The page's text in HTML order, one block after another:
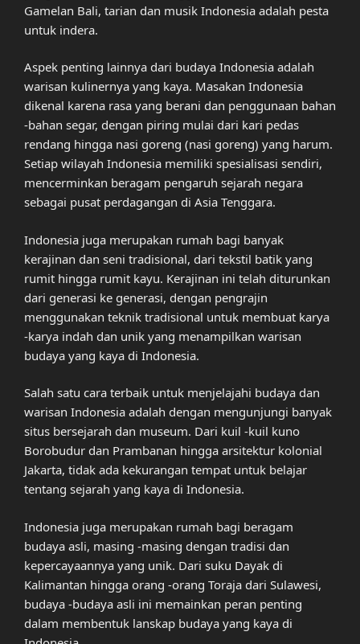
Gamelan Bali, tarian dan musik Indonesia adalah pesta
untuk indera.
Aspek penting lainnya dari budaya Indonesia adalah
warisan kulinernya yang kaya. Masakan Indonesia
dikenal karena rasa yang berani dan penggunaan bahan
-bahan segar, dengan piring mulai dari kari pedas
rendang hingga nasi goreng (nasi goreng) yang harum.
Setiap wilayah Indonesia memiliki spesialisasi sendiri,
mencerminkan beragam pengaruh sejarah negara
sebagai pusat perdagangan di Asia Tenggara.
Indonesia juga merupakan rumah bagi banyak
kerajinan dan seni tradisional, dari tekstil batik yang
rumit hingga rumit kayu. Kerajinan ini telah diturunkan
dari generasi ke generasi, dengan pengrajin
menggunakan teknik tradisional untuk membuat karya
-karya indah dan unik yang menampilkan warisan
budaya yang kaya di Indonesia.
Salah satu cara terbaik untuk menjelajahi budaya dan
warisan Indonesia adalah dengan mengunjungi banyak
situs bersejarah dan museum. Dari kuil -kuil kuno
Borobudur dan Prambanan hingga arsitektur kolonial
Jakarta, tidak ada kekurangan tempat untuk belajar
tentang sejarah yang kaya di Indonesia.
Indonesia juga merupakan rumah bagi beragam
budaya asli, masing -masing dengan tradisi dan
kepercayaannya yang unik. Dari suku Dayak di
Kalimantan hingga orang -orang Toraja dari Sulawesi,
budaya -budaya asli ini memainkan peran penting
dalam membentuk lanskap budaya yang kaya di